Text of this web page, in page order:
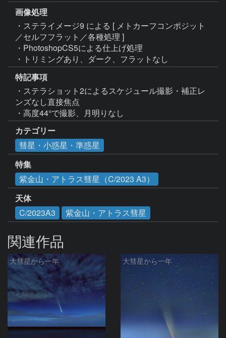
画像処理
・ステライメージ9 による [ メトカーフコンポジット
／セルフフラット／各種処理 ]
・PhotoshopCS5による仕上げ処理
・トリミングあり、ダーク、フラットなし
特記事項
・ステラショット2によるスケジュール撮影・補正レ
ンズなし直接焦点
・高度44°で撮影、月明りなし
カテゴリー
彗星・小惑星・準惑星
特集
紫金山・アトラス彗星（C/2023 A3）
天体
C/2023A3
紫金山・アトラス彗星
関連作品
大彗星から一年 大彗星から一年